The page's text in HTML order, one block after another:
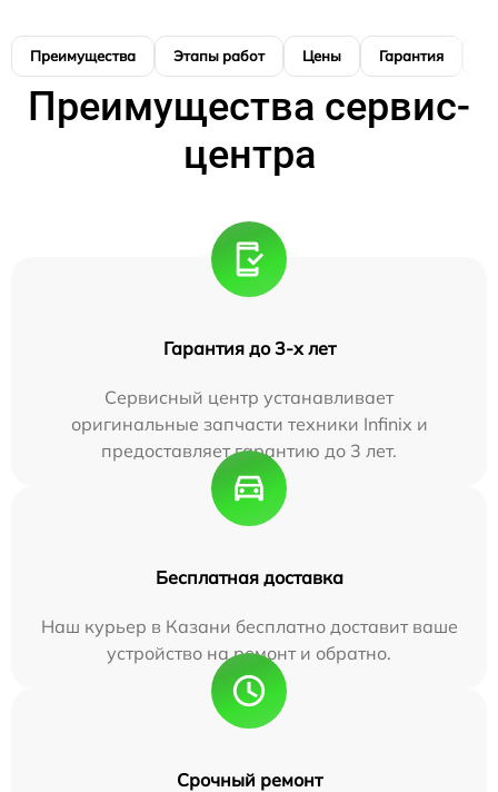
Преимущества Этапы работ Цены Гарантия
Преимущества сервис-
центра
Гарантия до 3-х лет
Сервисный центр устанавливает
оригинальные запчасти техники Infinix и
предоставляет гарантию до 3 лет.
Бесплатная доставка
Наш курьер в Казани бесплатно доставит ваше
устройство на ремонт и обратно.
Срочный ремонт